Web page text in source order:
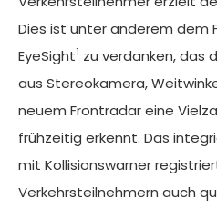
Dies ist unter anderem dem
EyeSight1 zu verdanken, das
aus Stereokamera,
neuem Frontradar eine
frühzeitig erkennt. Das
mit Kollisionswarner
Verkehrsteilnehmern auch